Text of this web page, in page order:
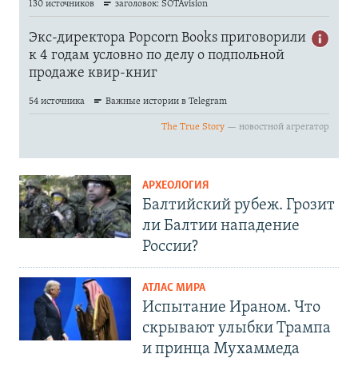
АРХЕОЛОГИЯ
Балтийский рубеж. Грозит
ли Балтии нападение
России?
АТЛАС МИРА
Испытание Ираном. Что
скрывают улыбки Трампа
и принца Мухаммеда